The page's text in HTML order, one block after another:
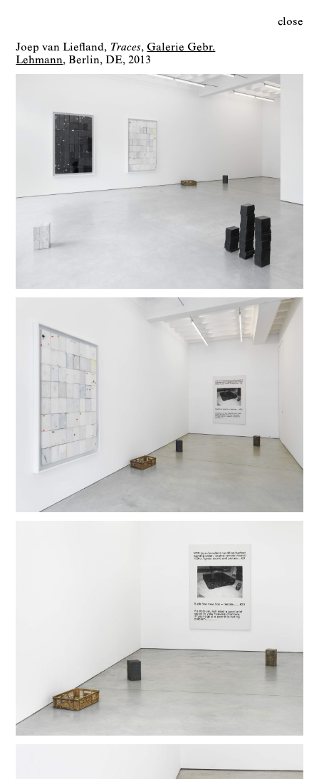
close
Joep van Liefland Traces Galerie Gebr.
Lehmann
Berlin DE 2013